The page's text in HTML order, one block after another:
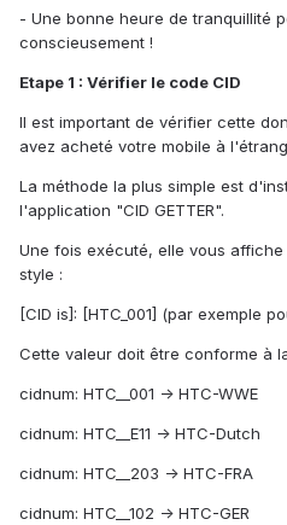
- Une bonne heure de tranquillité
conscieusement !
Etape 1 : Vérifier le code CID
Il est important de vérifier cette
avez acheté votre mobile à
La méthode la plus simple est
l'application "CID GETTER".
Une fois exécuté, elle vous
style :
[CID is]: [HTC_001] (par exemple
Cette valeur doit être conforme à
cidnum: HTC__001 -> HTC-WWE
cidnum: HTC__E11 -> HTC-Dutch
cidnum: HTC__203 -> HTC-FRA
cidnum: HTC__102 -> HTC-GER